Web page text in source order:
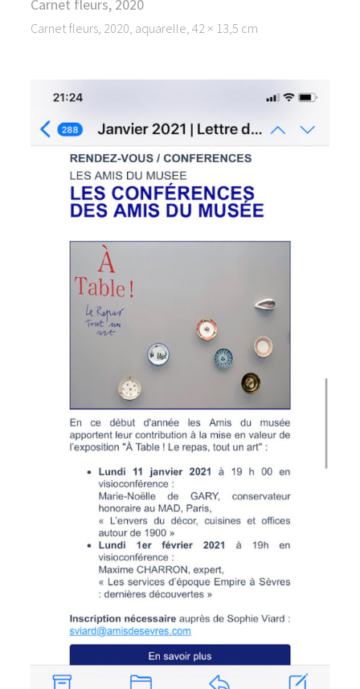
Carnet fleurs, 2020
Carnet fleurs, 2020, aquarelle, 42 × 13,5 cm